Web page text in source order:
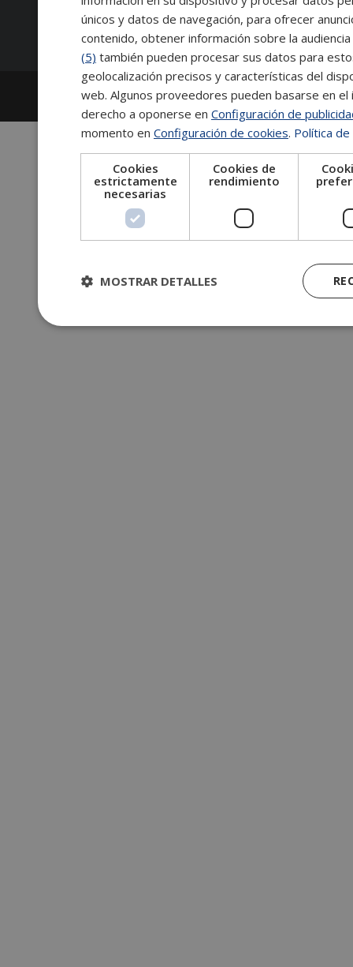
Síguenos:
2026
Escuela de Posgrado de Salamanca
Información legal
Tablón de anuncios
únicos y datos de navegación, para ofrecer
contenido, obtener información sobre la
(5) también pueden procesar sus datos para
geolocalización precisos y características del
web. Algunos proveedores pueden basarse en
derecho a oponerse en Configuración de
momento en Configuración de cookies. Política
Cookies
estrictamente
necesarias
Cookies de
rendimiento
MOSTRAR DETALLES